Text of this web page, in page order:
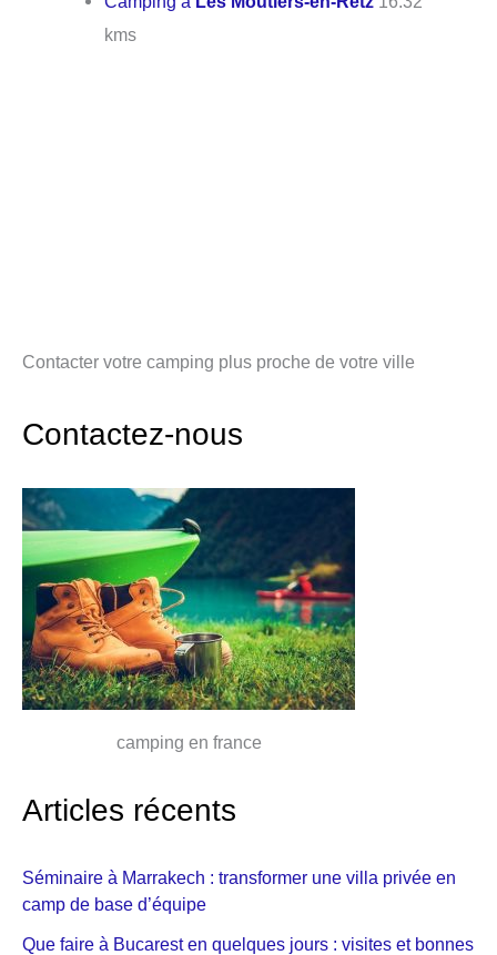
kms
Contacter votre camping plus proche de votre ville
Contactez-nous
camping en france
Articles récents
Séminaire à Marrakech : transformer une villa privée en
camp de base d’équipe
Que faire à Bucarest en quelques jours : visites et bonnes